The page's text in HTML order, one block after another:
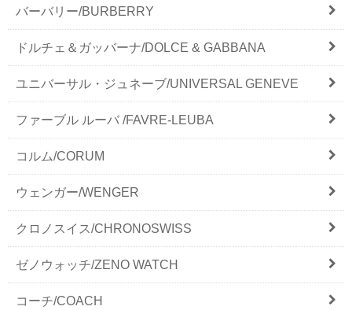
バーバリー/BURBERRY
ドルチェ＆ガッバーナ/DOLCE & GABBANA
ユニバーサル・ジュネーブ/UNIVERSAL GENEVE
ファーブル ルーバ /FAVRE-LEUBA
コルム/CORUM
ウェンガー/WENGER
クロノスイス/CHRONOSWISS
ゼノウォッチ/ZENO WATCH
コーチ/COACH